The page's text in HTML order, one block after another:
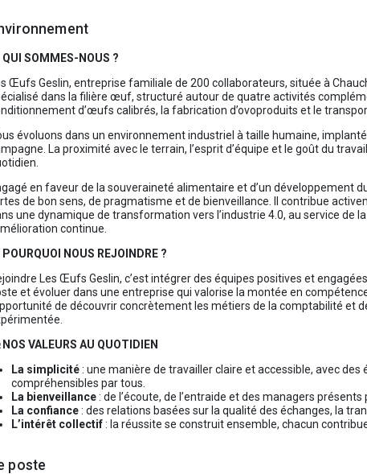
QUI SOMMES-NOUS ?
Œufs Geslin, entreprise familiale de 200 collaborateurs, située à
dans la filière œuf, structuré autour de quatre activités
d’œufs calibrés, la fabrication d’ovoproduits et le
évoluons dans un environnement industriel à taille humaine,
La proximité avec le terrain, l’esprit d’équipe et le goût du
en faveur de la souveraineté alimentaire et d’un développement
de bon sens, de pragmatisme et de bienveillance. Il contribue
une dynamique de transformation vers l’industrie 4.0, au service de
continue.
POURQUOI NOUS REJOINDRE ?
Les Œufs Geslin, c’est intégrer des équipes positives et
et évoluer dans une entreprise qui valorise la montée en
de découvrir concrètement les métiers de la comptabilité et
NOS VALEURS AU QUOTIDIEN
La simplicité: une manière de travailler claire et accessible, avec des
compréhensibles par tous.
La bienveillance: de l’écoute, de l’entraide et des managers
La confiance: des relations basées sur la qualité des échanges, la
L’intérêt collectif: la réussite se construit ensemble, chacun
poste